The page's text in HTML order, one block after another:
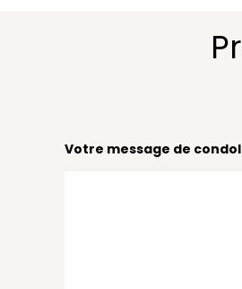
Votre message de